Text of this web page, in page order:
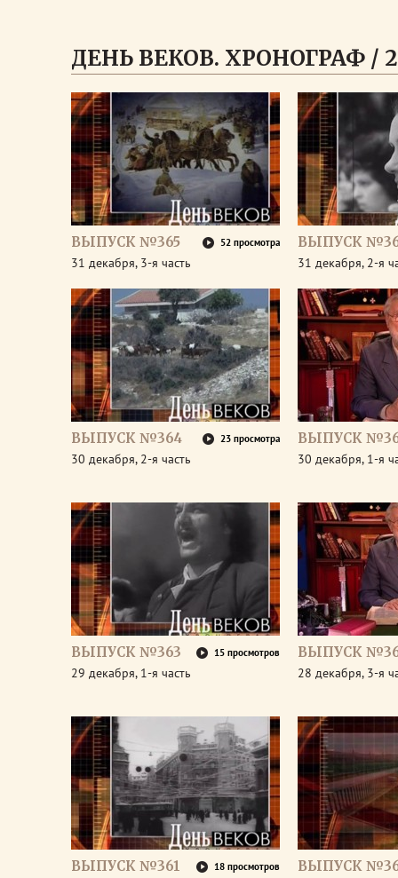
ДЕНЬ ВЕКОВ. ХРОНОГРАФ /
ВЫПУСК №365 52 просмотра
31 декабря, 3-я часть
ВЫПУСК
31 декабря, 2-я
ВЫПУСК №364 23 просмотра
30 декабря, 2-я часть
ВЫПУСК
30 декабря, 1-я
ВЫПУСК №363 15 просмотров
29 декабря, 1-я часть
ВЫПУСК
28 декабря, 3-я
ВЫПУСК №361 18 просмотров ВЫПУСК